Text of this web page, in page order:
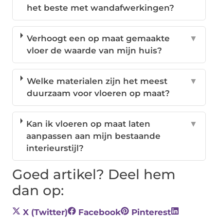
het beste met wandafwerkingen?
Verhoogt een op maat gemaakte
vloer de waarde van mijn huis?
▼
Welke materialen zijn het meest
duurzaam voor vloeren op maat?
▼
Kan ik vloeren op maat laten
aanpassen aan mijn bestaande
interieurstijl?
▼
Goed artikel? Deel hem
dan op:
X (Twitter) Facebook
Pinterest